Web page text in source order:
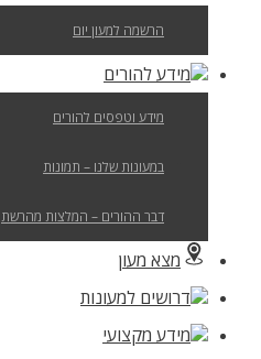
הרשמה למעון יום
מידע להורים
מידע וטפסים להורים
במעונות שלנו – תמונות
דבר ההורים – המלצות מהרשת
מצא מעון
דרושים למעונות
מידע מקצועי